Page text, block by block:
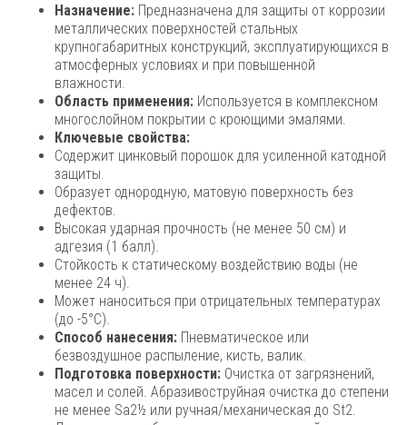
Назначение: Предназначена для защиты от коррозии
металлических поверхностей стальных
крупногабаритных конструкций, эксплуатирующихся в
атмосферных условиях и при повышенной
влажности.
Область применения: Используется в комплексном
многослойном покрытии с кроющими эмалями.
Ключевые свойства:
Содержит цинковый порошок для усиленной катодной
защиты.
Образует однородную, матовую поверхность без
дефектов.
Высокая ударная прочность (не менее 50 см) и
адгезия (1 балл).
Стойкость к статическому воздействию воды (не
менее 24 ч).
Может наноситься при отрицательных температурах
(до -5°C).
Способ нанесения: Пневматическое или
безвоздушное распыление, кисть, валик.
Подготовка поверхности: Очистка от загрязнений,
масел и солей. Абразивоструйная очистка до степени
не менее Sa2½ или ручная/механическая до St2.